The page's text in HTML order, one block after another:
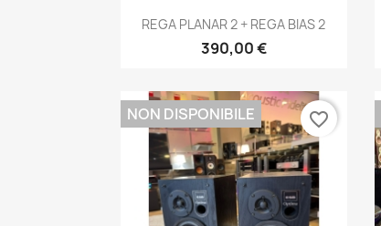
Anteprima
REGA PLANAR 2 + REGA BIAS 2
390,00 €
NON DISPONIBILE favorite_border